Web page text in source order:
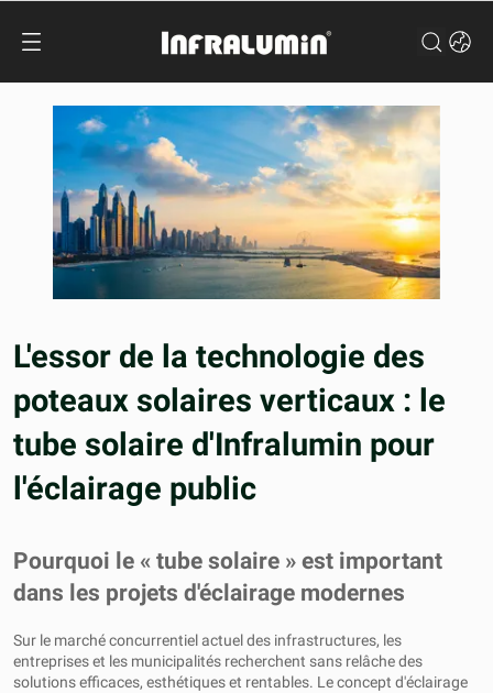
L'essor de la technologie des
poteaux solaires verticaux : le
tube solaire d'Infralumin pour
l'éclairage public
Pourquoi le « tube solaire » est important
dans les projets d'éclairage modernes
Sur le marché concurrentiel actuel des infrastructures, les
entreprises et les municipalités recherchent sans relâche des
solutions efficaces, esthétiques et rentables. Le concept d'éclairage